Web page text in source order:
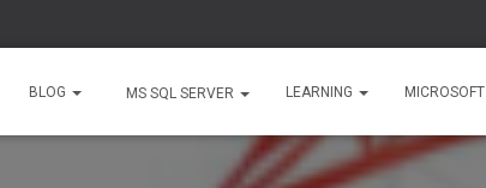
BLOG MS SQL SERVER LEARNING MICROSOFT